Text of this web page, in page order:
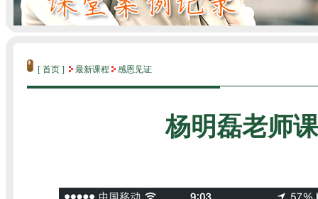
[ 首页 ] 最新课程 感恩见证
杨明磊老师